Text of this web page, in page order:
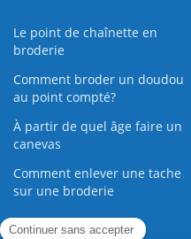
Le point de chaînette en
broderie
Comment broder un doudou
au point compté?
À partir de quel âge faire un
canevas
Comment enlever une tache
sur une broderie
Guide de la Broderie